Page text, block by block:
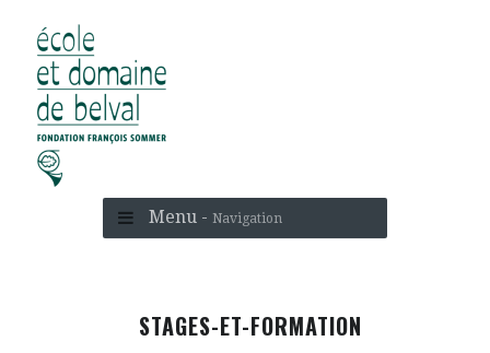
Menu - Navigation
STAGES-ET-FORMATION